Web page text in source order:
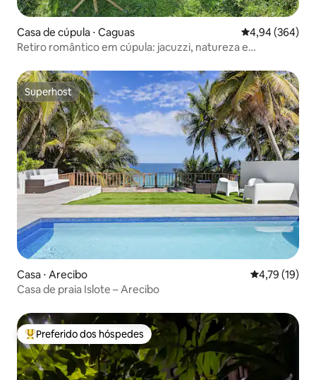
Casa de cúpula ⋅ Caguas 4,94 de uma
4,94 (364)
Retiro romântico em cúpula: jacuzzi, natureza e
Superhost
Superhost
Casa ⋅ Arecibo 4,79 de uma
4,79 (19)
Casa de praia Islote – Arecibo
Entre os melhores preferidos dos hóspedes
Preferido dos hóspedes